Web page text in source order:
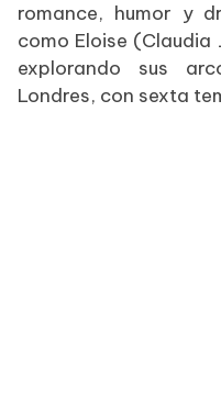
romance, humor y
como Eloise (Claudia
explorando sus
Londres, con sexta